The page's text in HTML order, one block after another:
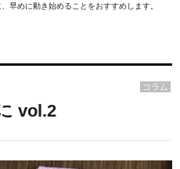
早めに動き始めることをおすすめします。
コラム
vol.2